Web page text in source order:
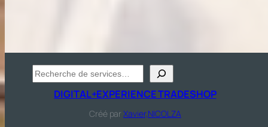
Recherche
DIGITAL+EXPERIENCE TRADESHOP
Créé parXavier,NICOLZA